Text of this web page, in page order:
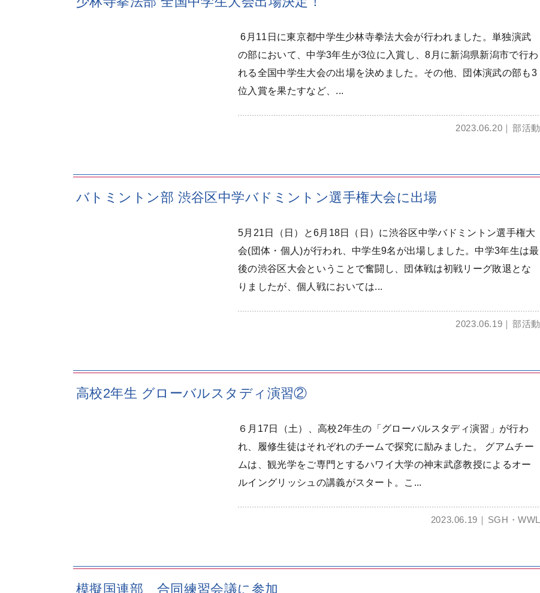
6月11日に東京都中学生少林寺拳法大会が行われました。単独演武
の部において、中学3年生が3位に入賞し、8月に新潟県新潟市で行わ
れる全国中学生大会の出場を決めました。その他、団体演武の部も3
位入賞を果たすなど、...
2023.06.20 部活動
バトミントン部 渋谷区中学バドミントン選手権大会に出場
5月21日（日）と6月18日（日）に渋谷区中学バドミントン選手権大
会(団体・個人)が行われ、中学生9名が出場しました。中学3年生は最
後の渋谷区大会ということで奮闘し、団体戦は初戦リーグ敗退とな
りましたが、個人戦においては...
2023.06.19 部活動
高校2年生 グローバルスタディ演習②
６月17日（土）、高校2年生の「グローバルスタディ演習」が行わ
れ、履修生徒はそれぞれのチームで探究に励みました。 グアムチー
ムは、観光学をご専門とするハワイ大学の神末武彦教授によるオー
ルイングリッシュの講義がスタート。こ...
2023.06.19 SGH・WWL
模擬国連部 合同練習会議に参加